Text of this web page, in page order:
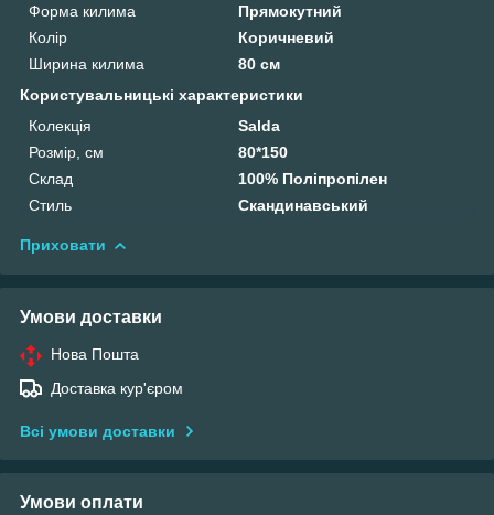
Форма килима
Прямокутний
Колір
Коричневий
Ширина килима
80 см
Користувальницькі характеристики
Колекція
Salda
Розмір, см
80*150
Склад
100% Поліпропілен
Стиль
Скандинавський
Приховати
Умови доставки
Нова Пошта
Доставка кур'єром
Всі умови доставки
Умови оплати